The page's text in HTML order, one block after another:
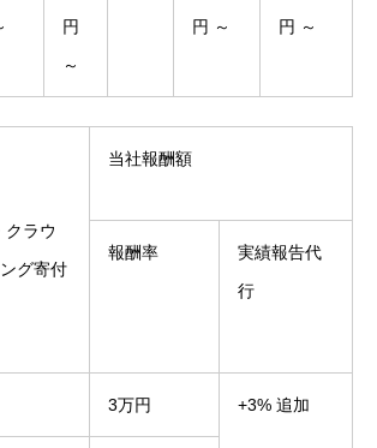
円
～
円 ～
円 ～
クラウ
グ寄付
当社報酬額
報酬率
実績報告代
行
3万円 +3% 追加